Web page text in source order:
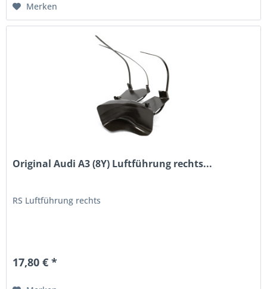
Merken
Original Audi A3 (8Y) Luftführung rechts...
RS Luftführung rechts
17,80 € *